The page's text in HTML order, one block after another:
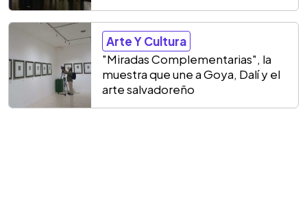
Arte Y Cultura
"Miradas Complementarias", la
muestra que une a Goya, Dalí y el
arte salvadoreño